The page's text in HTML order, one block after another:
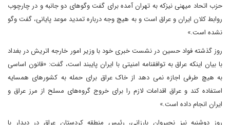
حزب اتحاد میهنی نیزکه به تهران آمده برای گفت وگوهای دو جانبه و در چارچوب
روابط کلان ایران و عراق است و به هیچ وجه درباره تمدید موعد پایانی، گفت وگو
نشده است.»
روز گذشته فواد حسین در نشست خبری خود با وزیر امور خارجه اتریش در بغداد
با بیان اینکه عراق به توافقنامه امنیتی با ایران پایبند است، گفت: «قانون اساسی
به هیچ طرفی اجازه نمی ‌دهد از خاک عراق برای حمله به کشور‌های همسایه
استفاده کند و عراق اقدامات لازم را برای خروج گروه‌های مسلح از مرز عراق و
ایران انجام داده است.»
روز دوشنبه نیز نچیروان بارزانی، رئیس منطقه کردستان عراق در دیدار با